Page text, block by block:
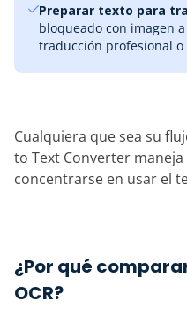
Preparar texto para
bloqueado con imagen
traducción profesional o
Cualquiera que sea su
to Text Converter
concentrarse en usar el
¿Por qué
OCR?